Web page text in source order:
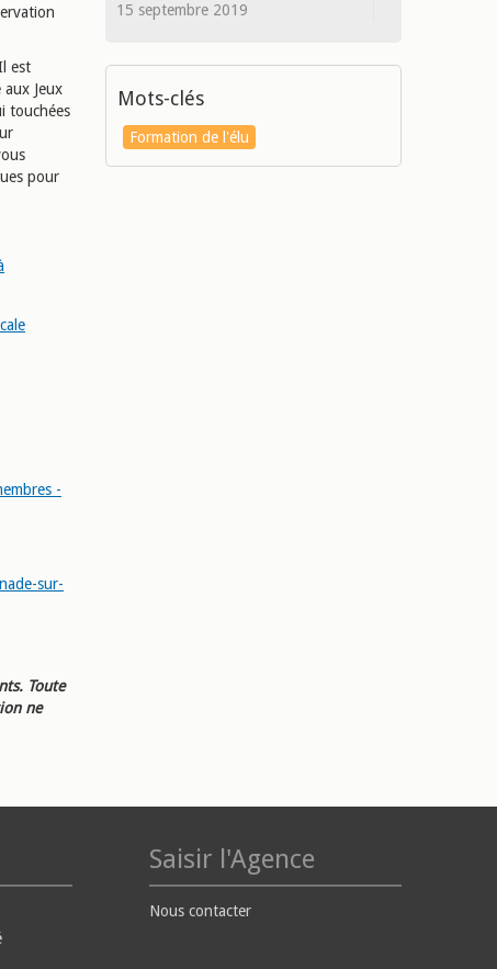
est
Jeux
touchées
pour
-
sur-
Toute
ne
15 septembre 2019
Mots-clés
Formation de l'élu
Saisir l'Agence
Nous contacter